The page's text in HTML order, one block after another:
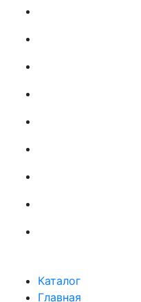
Каталог
Главная